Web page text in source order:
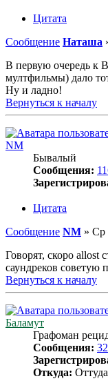
Цитата
Сообщение Наташа
В первую очередь к
мултфильмы) дало
Ну и ладно!
Вернуться к началу
NM
Бывалый
Сообщения:
Цитата
Сообщение NM » Ср
Говорят, скоро allost
саундреков советую
Вернуться к началу
Баламут
Графоман
Сообщения:
Откуда: